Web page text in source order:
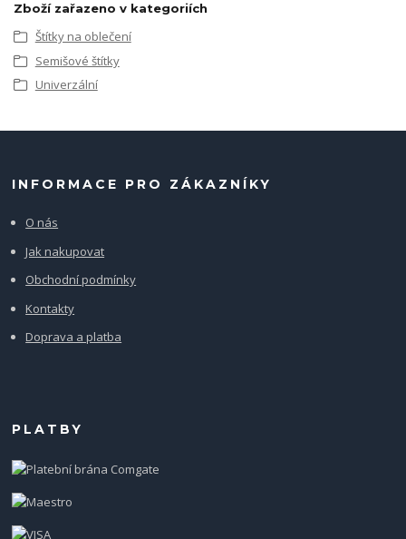
Zboží zařazeno v kategoriích
Štítky na oblečení
Semišové štítky
Univerzální
INFORMACE PRO ZÁKAZNÍKY
O nás
Jak nakupovat
Obchodní podmínky
Kontakty
Doprava a platba
PLATBY